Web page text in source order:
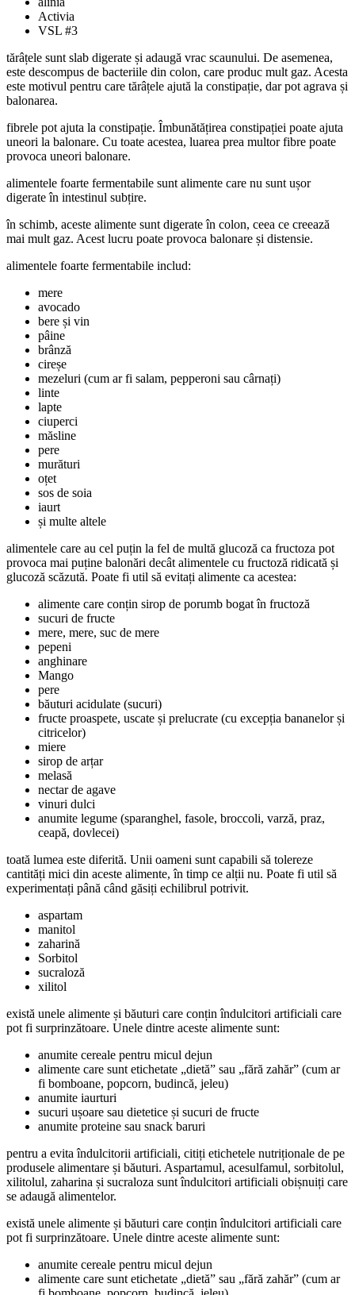
Activia
VSL #3
tărâțele sunt slab digerate și adaugă vrac scaunului. De asemenea,
este descompus de bacteriile din colon, care produc mult gaz. Acesta
este motivul pentru care tărâțele ajută la constipație, dar pot agrava și
balonarea.
fibrele pot ajuta la constipație. Îmbunătățirea constipației poate ajuta
uneori la balonare. Cu toate acestea, luarea prea multor fibre poate
provoca uneori balonare.
alimentele foarte fermentabile sunt alimente care nu sunt ușor
digerate în intestinul subțire.
în schimb, aceste alimente sunt digerate în colon, ceea ce creează
mai mult gaz. Acest lucru poate provoca balonare și distensie.
alimentele foarte fermentabile includ:
mere
avocado
bere și vin
pâine
brânză
cireșe
mezeluri (cum ar fi salam, pepperoni sau cârnați)
linte
lapte
ciuperci
măsline
pere
murături
oțet
sos de soia
iaurt
și multe altele
alimentele care au cel puțin la fel de multă glucoză ca fructoza pot
provoca mai puține balonări decât alimentele cu fructoză ridicată și
glucoză scăzută. Poate fi util să evitați alimente ca acestea:
alimente care conțin sirop de porumb bogat în fructoză
sucuri de fructe
mere, mere, suc de mere
pepeni
anghinare
Mango
pere
băuturi acidulate (sucuri)
fructe proaspete, uscate și prelucrate (cu excepția bananelor și
citricelor)
miere
sirop de arțar
melasă
nectar de agave
vinuri dulci
anumite legume (sparanghel, fasole, broccoli, varză, praz,
ceapă, dovlecei)
toată lumea este diferită. Unii oameni sunt capabili să tolereze
cantități mici din aceste alimente, în timp ce alții nu. Poate fi util să
experimentați până când găsiți echilibrul potrivit.
aspartam
manitol
zaharină
Sorbitol
sucraloză
xilitol
există unele alimente și băuturi care conțin îndulcitori artificiali care
pot fi surprinzătoare. Unele dintre aceste alimente sunt:
anumite cereale pentru micul dejun
alimente care sunt etichetate „dietă” sau „fără zahăr” (cum ar
fi bomboane, popcorn, budincă, jeleu)
anumite iaurturi
sucuri ușoare sau dietetice și sucuri de fructe
anumite proteine sau snack baruri
pentru a evita îndulcitorii artificiali, citiți etichetele nutriționale de pe
produsele alimentare și băuturi. Aspartamul, acesulfamul, sorbitolul,
xilitolul, zaharina și sucraloza sunt îndulcitori artificiali obișnuiți care
se adaugă alimentelor.
există unele alimente și băuturi care conțin îndulcitori artificiali care
pot fi surprinzătoare. Unele dintre aceste alimente sunt:
anumite cereale pentru micul dejun
alimente care sunt etichetate „dietă” sau „fără zahăr” (cum ar